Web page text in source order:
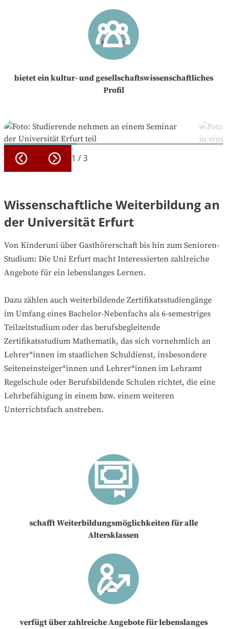
bietet ein kultur- und gesellschaftswissenschaftliches
Profil
1 /3
Wissenschaftliche Weiterbildung an
der Universität Erfurt
Von Kinderuni über Gasthörerschaft bis hin zum Senioren-
Studium: Die Uni Erfurt macht Interessierten zahlreiche
Angebote für ein lebenslanges Lernen.
Dazu zählen auch weiterbildende Zertifikatsstudiengänge
im Umfang eines Bachelor-Nebenfachs als 6-semestriges
Teilzeitstudium oder das berufsbegleitende
Zertifikatsstudium Mathematik, das sich vornehmlich an
Lehrer*innen im staatlichen Schuldienst, insbesondere
Seiteneinsteiger*innen und Lehrer*innen im Lehramt
Regelschule oder Berufsbildende Schulen richtet, die eine
Lehrbefähigung in einem bzw. einem weiteren
Unterrichtsfach anstreben.
schafft Weiterbildungsmöglichkeiten für alle
Altersklassen
verfügt über zahlreiche Angebote für lebenslanges